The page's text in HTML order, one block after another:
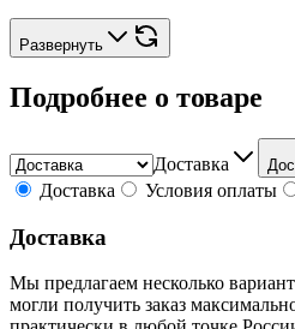
Развернуть
Подробнее о товаре
Доставка
Доставка Условия оплаты
Доставка
Мы предлагаем несколько
могли получить заказ